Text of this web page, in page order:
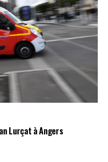
Lurçat à Angers